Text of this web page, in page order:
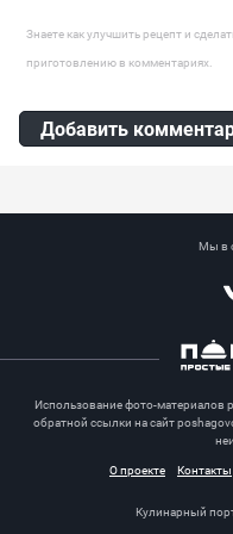
репчатый, Маслины, Селёдка
Оставить комментарий
Добавить
Мы в
Использование фото-материалов
обратной ссылки на сайт
О проекте
Контакты
Кулинарный